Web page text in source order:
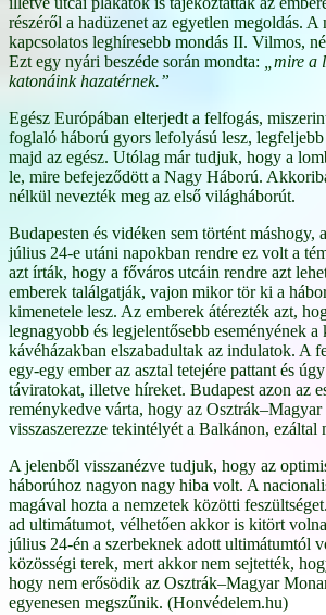
részéről a hadüzenet az egyetlen megoldás. A
kapcsolatos leghíresebb mondás II. Vilmos,
Ezt egy nyári beszéde során mondta:
„mire
katonáink hazatérnek.”
Egész Európában elterjedt a felfogás,
foglaló háború gyors lefolyású lesz,
majd az egész. Utólag már tudjuk, hogy a
le, mire befejeződött a Nagy Háború.
nélkül nevezték meg az első világháborút.
Budapesten és vidéken sem történt máshogy,
július 24-e utáni napokban rendre ez volt a
azt írták, hogy a főváros utcáin rendre azt
emberek találgatják, vajon mikor tör ki a
kimenetele lesz. Az emberek átérezték azt,
legnagyobb és legjelentősebb eseményének a
kávéházakban elszabadultak az indulatok. A
egy-egy ember az asztal tetejére pattant és
táviratokat, illetve híreket. Budapest azon az
reménykedve várta, hogy az
visszaszerezze tekintélyét a Balkánon, ezáltal
A jelenből visszanézve tudjuk, hogy az
háborúhoz nagyon nagy hiba volt. A
magával hozta a nemzetek közötti
ad ultimátumot, vélhetően akkor is kitört
július 24-én a szerbeknek adott ultimátumtól
közösségi terek, mert akkor nem sejtették,
hogy nem erősödik az Osztrák–Magyar
egyenesen megszűnik. (Honvédelem.hu)